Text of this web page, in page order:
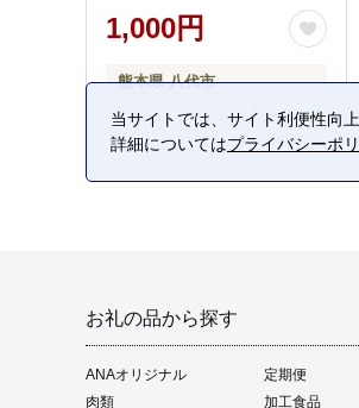
1,000円
熊本県 八代市
お礼の品から探す
ANAオリジナル 定期便
肉類
加工食品
当サイトでは、サイト利便性向
詳細についてはプライバシーポ